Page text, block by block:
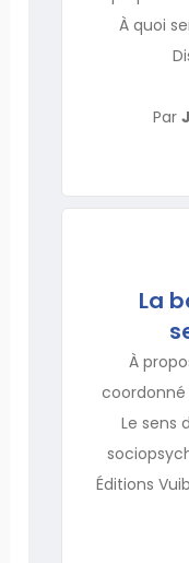
À quoi
Par
La
À
coordonné
Le sens
Éditions